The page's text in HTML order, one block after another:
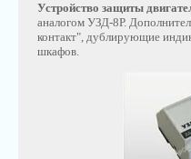
Устройство защиты
аналогом УЗД-8Р.
контакт", дублирующие
шкафов.